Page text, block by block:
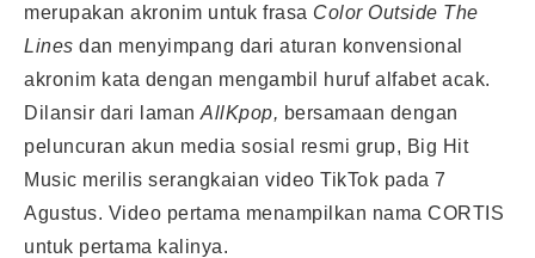
merupakan akronim untuk frasa Color Outside The
Lines dan menyimpang dari aturan konvensional
akronim kata dengan mengambil huruf alfabet acak.
Dilansir dari laman AllKpop, bersamaan dengan
peluncuran akun media sosial resmi grup, Big Hit
Music merilis serangkaian video TikTok pada 7
Agustus. Video pertama menampilkan nama CORTIS
untuk pertama kalinya.